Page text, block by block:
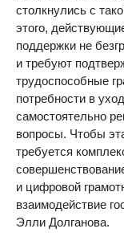
столкнулись с
этого,
поддержки не
и требуют
трудоспособные
потребности в
самостоятельно
вопросы. Чтобы
требуется
и цифровой
взаимодействие
Элли Долганова.